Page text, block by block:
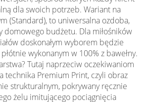
dla swoich potrzeb. Wariant na
(Standard), to uniwersalna ozdoba,
domowego budżetu. Dla miłośników
doskonałym wyborem będzie
wykonanym w 100% z bawełny.
Tutaj naprzeciw oczekiwaniom
technika Premium Print, czyli obraz
strukturalnym, pokrywany ręcznie
żelu imitującego pociągnięcia